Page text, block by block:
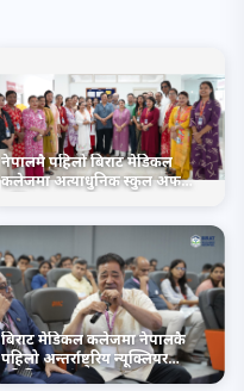
नेपालमै पहिलो बिराट मेडिकल
कलेजमा अत्याधुनिक स्कुल अफ
बिराट मेडिकल कलेजमा नेपालकै
पहिलो अन्तर्राष्ट्रिय न्यूक्लियर
मेडिसिन सम्मेलन सम्पन्न